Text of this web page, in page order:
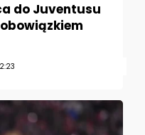
do Juventusu